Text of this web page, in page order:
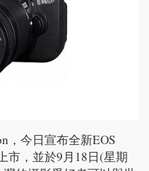
，今日宣布全新EOS
市，並於9月18日(星期